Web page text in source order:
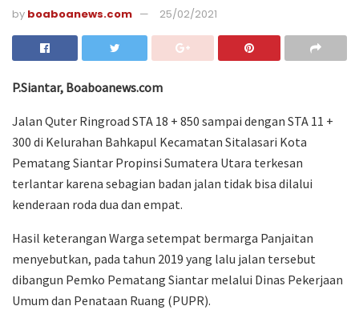
by boaboanews.com 25/02/2021
P.Siantar, Boaboanews.com
Jalan Quter Ringroad STA 18 + 850 sampai dengan STA 11 +
300 di Kelurahan Bahkapul Kecamatan Sitalasari Kota
Pematang Siantar Propinsi Sumatera Utara terkesan
terlantar karena sebagian badan jalan tidak bisa dilalui
kenderaan roda dua dan empat.
Hasil keterangan Warga setempat bermarga Panjaitan
menyebutkan, pada tahun 2019 yang lalu jalan tersebut
dibangun Pemko Pematang Siantar melalui Dinas Pekerjaan
Umum dan Penataan Ruang (PUPR).